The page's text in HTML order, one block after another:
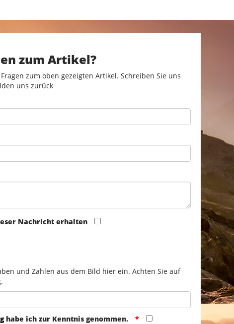
zum Artikel?
zum oben gezeigten Artikel. Schreiben Sie uns
uns zurück
Nachricht erhalten
und Zahlen aus dem Bild hier ein. Achten Sie auf
habe ich zur Kenntnis genommen.